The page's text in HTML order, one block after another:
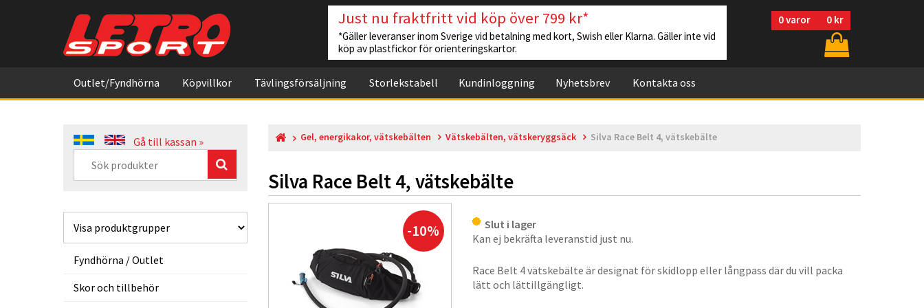
0varor 0 kr
Just nu fraktfritt vid köp över 799 kr*
*Gäller leveranser inom Sverige vid betalning med kort, Swish eller Klarna. Gäller inte vid
köp av plastfickor för orienteringskartor.
Outlet/Fyndhörna Köpvillkor Tävlingsförsäljning Storlekstabell Kundinloggning Nyhetsbrev Kontakta oss
Gå till kassan »
Fyndhörna / Outlet
Skor och tillbehör
Gel, energikakor, vätskebälten Vätskebälten, vätskeryggsäck Silva Race Belt 4, vätskebälte
Silva Race Belt 4, vätskebälte
-10%
Slut i lager
Kan ej bekräfta leveranstid just nu.
Race Belt 4 vätskebälte är designat för skidlopp eller långpass där du vill packa
lätt och lättillgängligt.